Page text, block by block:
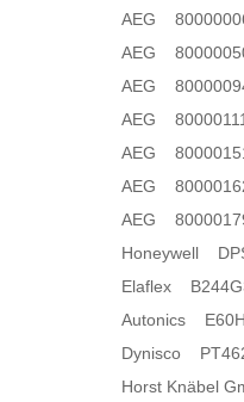
AEG
AEG
AEG
AEG
AEG
AEG
AEG
Honeywell
Elaflex
Autonics
Dynisco
Horst Knäbel